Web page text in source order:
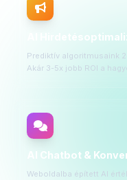
AI
Prediktív algoritmusaink
Akár 3-5x jobb ROI a
AI Chatbot &
Weboldalba épített AI